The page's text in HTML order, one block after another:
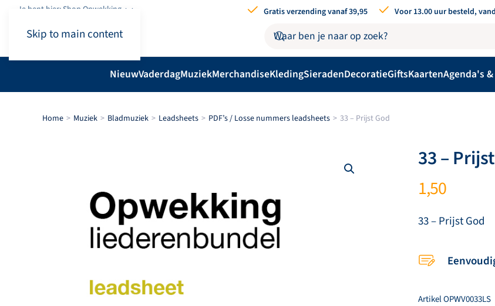
Skip to main content
Je bent hier: Shop.Opwekking Gratis verzending vanaf 39,95 Voor 13.00 uur besteld,
NieuwVaderdagMuziekMerchandiseKledingSieradenDecoratieGiftsKaartenAgenda's
Home Muziek Bladmuziek Leadsheets PDF’s / Losse nummers leadsheets 33 – Prijst God
33 –
1,50
33 – Prijst God
ArtikelOPWV0033LS